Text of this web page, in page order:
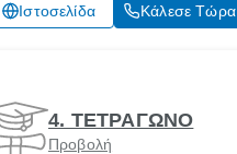
Ιστοσελίδα
Κάλεσε Τώρα
4. ΤΕΤΡΑΓΩΝΟ
Προβολή